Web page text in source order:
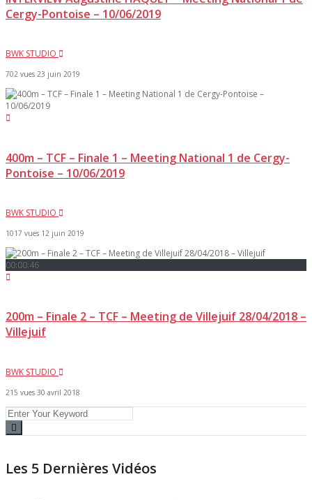
Cergy-Pontoise – 10/06/2019
BWK STUDIO
702 vues 23 juin 2019
400m – TCF – Finale 1 – Meeting National 1 de Cergy-
Pontoise – 10/06/2019
BWK STUDIO
1017 vues 12 juin 2019
00:00:46
200m – Finale 2 – TCF – Meeting de Villejuif 28/04/2018 –
Villejuif
BWK STUDIO
215 vues 30 avril 2018
Les 5 Dernières Vidéos